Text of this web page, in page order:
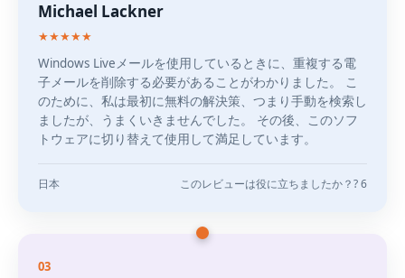
Michael Lackner
★★★★★
Windows Liveメールを使用しているときに、重複する電
子メールを削除する必要があることがわかりました。 こ
のために、私は最初に無料の解決策、つまり手動を検索し
ましたが、うまくいきませんでした。 その後、このソフ
トウェアに切り替えて使用して満足しています。
日本 このレビューは役に立ちましたか？? 6
03